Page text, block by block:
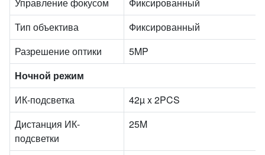
Тип объектива
Фиксированный
Разрешение оптики
5MP
Ночной режим
ИК-подсветка
42µ x 2PCS
Дистанция ИК-
подсветки
25M